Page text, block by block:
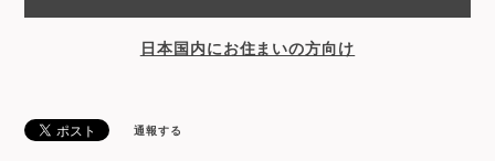
日本国内にお住まいの方向け
通報する